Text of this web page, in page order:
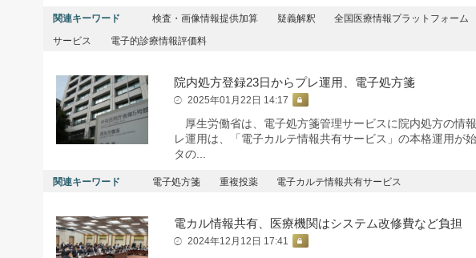
関連キーワード 検査・画像情報提供加算 疑義解釈 全国医療情報プラットフォーム
サービス
電子的診療情報評価料
院内処方登録23日からプレ運用、電子処方箋
2025年01月22日 14:17
厚生労働省は、電子処方箋管理サービスに院内処方の情
レ運用は、「電子カルテ情報共有サービス」の本格運用が
タの...
関連キーワード 電子処方箋 重複投薬 電子カルテ情報共有サービス
電カル情報共有、医療機関はシステム改修費など負担
2024年12月12日 17:41